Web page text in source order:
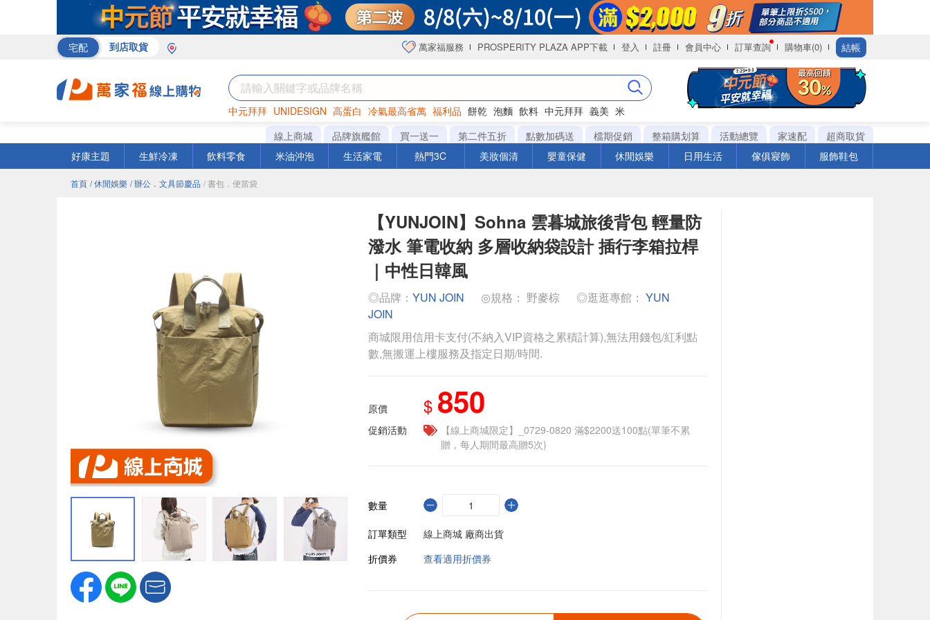
宅配 到店取貨 萬家福服務 PROSPERITY PLAZA APP下載 登入 註冊 會員中心 訂單查詢 購物車(0) 結帳
中元拜拜 UNIDESIGN 高蛋白 冷氣最高省萬 福利品 餅乾 泡麵 飲料 中元拜拜 義美 米
罐頭 咖啡 海苔
線上商城 品牌旗艦館 買一送一 第二件五折 點數加碼送 檔期促銷 整箱購划算 活動總覽 家速配
超商取貨
好康主題
生鮮冷凍 飲料零食 米油沖泡 生活家電 熱門3C 美妝個清 嬰童保健 休閒娛樂 日用生活 傢俱寢飾 服飾鞋包
首頁 / 休閒娛樂 / 辦公．文具節慶品 / 書包．便當袋
【YUNJOIN】Sohna 雲暮城旅後背包 輕量防
潑水 筆電收納 多層收納袋設計 插行李箱拉桿
｜中性日韓風
◎品牌： YUN JOIN ◎規格： 野麥棕 ◎逛逛專館： YUN
JOIN
商城限用信用卡支付(不納入VIP資格之累積計算),無法用錢包/紅利點
數,無搬運上樓服務及指定日期/時間.
原價 $ 850
促銷活動
【線上商城限定】_0729-0820 滿$2200送100點(單筆不累
贈，每人期間最高贈5次)
數量
訂單類型
線上商城 廠商出貨
折價券
查看適用折價券